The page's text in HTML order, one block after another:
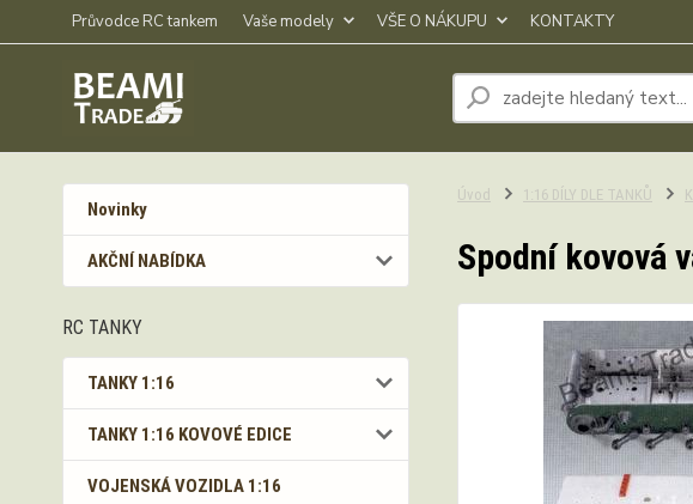
Průvodce RC tankem Vaše modely VŠE O NÁKUPU KONTAKTY
Novinky
AKČNÍ NABÍDKA
RC TANKY
TANKY 1:16
TANKY 1:16 KOVOVÉ EDICE
VOJENSKÁ VOZIDLA 1:16
Úvod 1:16 DÍLY DLE TANKŮ
Spodní kovová